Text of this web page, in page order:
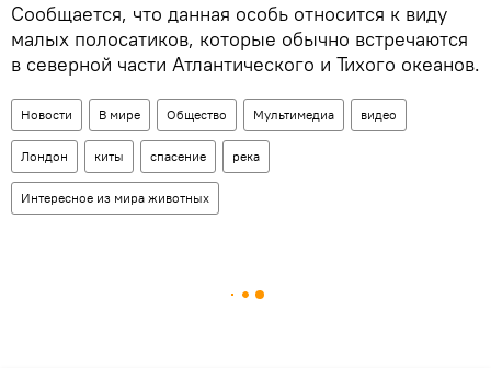
Сообщается, что данная особь относится к виду
малых полосатиков, которые обычно встречаются
в северной части Атлантического и Тихого океанов.
Новости В мире Общество Мультимедиа видео
Лондон киты спасение река
Интересное из мира животных